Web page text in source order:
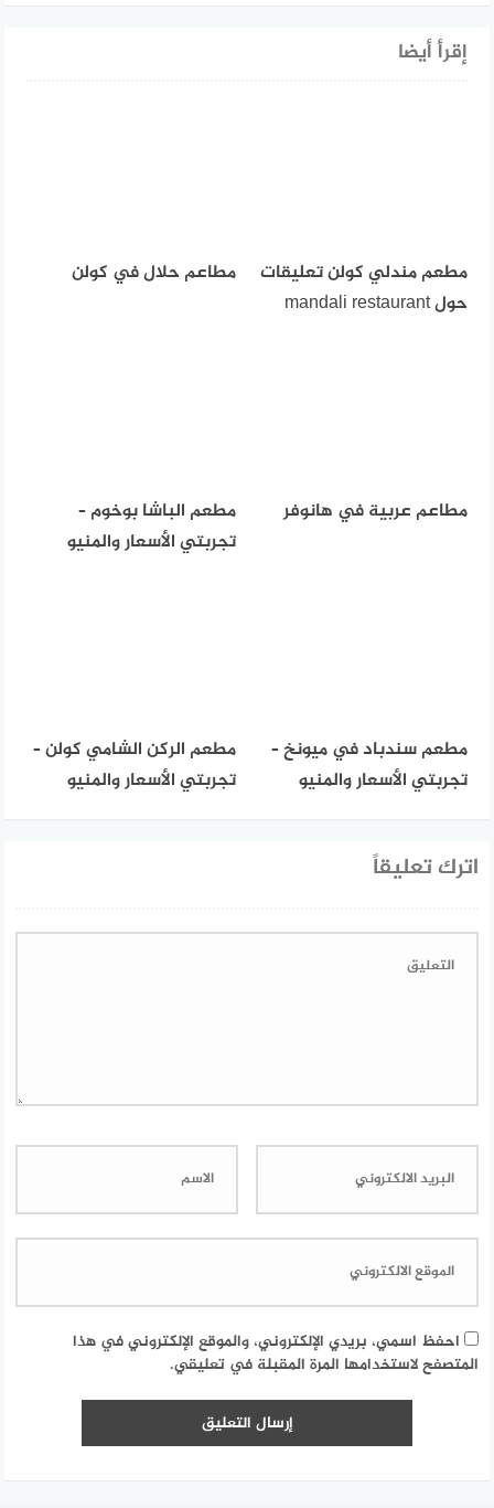
إقرأ أيضا
مطعم مندلي كولن تعليقات
حول mandali restaurant
مطاعم حلال في كولن
مطاعم عربية في هانوفر
مطعم الباشا بوخوم –
تجربتي الأسعار والمنيو
مطعم سندباد في ميونخ –
تجربتي الأسعار والمنيو
مطعم الركن الشامي كولن –
تجربتي الأسعار والمنيو
اترك تعليقاً
احفظ اسمي، بريدي الإلكتروني، والموقع الإلكتروني في هذا
المتصفح لاستخدامها المرة المقبلة في تعليقي.